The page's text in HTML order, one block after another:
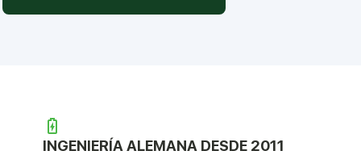
INGENIERÍA ALEMANA DESDE 2011